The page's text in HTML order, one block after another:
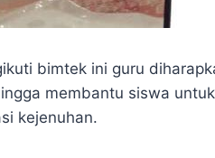
bimtek ini guru
membantu siswa
kejenuhan.